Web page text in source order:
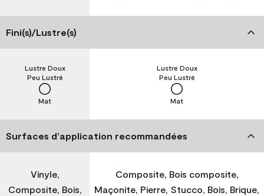
Fini(s)/Lustre(s)
Mat
Peu Lustré
Lustre Doux
Mat
Peu Lustré
Lustre Doux
Surfaces d’application recommandées
Vinyle,
Composite, Bois,
Composite, Bois composite,
Maçonite, Pierre, Stucco, Bois, Brique,